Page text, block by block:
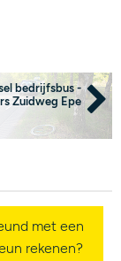
bedrijfsbus -
Zuidweg Epe
met een
rekenen?